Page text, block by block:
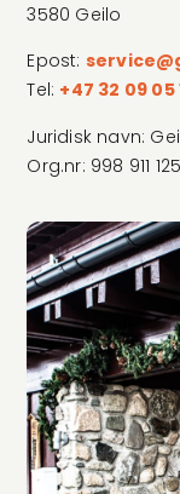
3580 Geilo
Epost:
Tel: +47 32 09 05
Juridisk navn:
Org.nr: 998 911 125